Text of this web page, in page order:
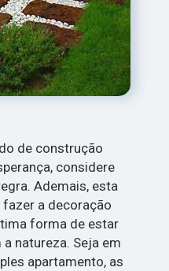
de construção
considere
Ademais, esta
a decoração
forma de estar
natureza. Seja em
apartamento, as